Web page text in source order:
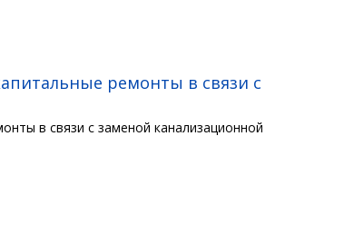
ремонты в связи с
в связи с заменой канализационной